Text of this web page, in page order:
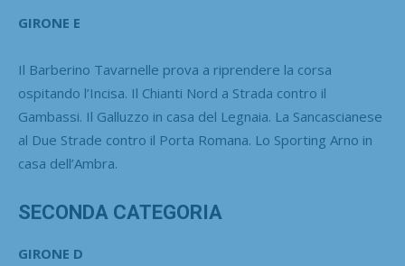
GIRONE E
Il Barberino Tavarnelle prova a riprendere la corsa
ospitando l’Incisa. Il Chianti Nord a Strada contro il
Gambassi. Il Galluzzo in casa del Legnaia. La Sancascianese
al Due Strade contro il Porta Romana. Lo Sporting Arno in
casa dell’Ambra.
SECONDA CATEGORIA
GIRONE D